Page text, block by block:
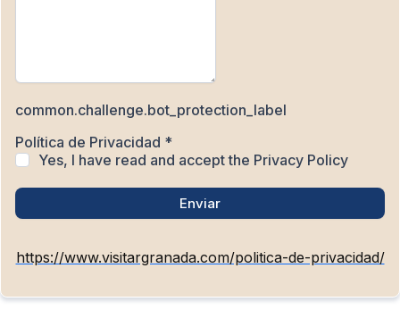
common.challenge.bot_protection_label
Política de Privacidad *
Yes, I have read and accept the Privacy Policy
Enviar
https://www.visitargranada.com/politica-de-privacidad/